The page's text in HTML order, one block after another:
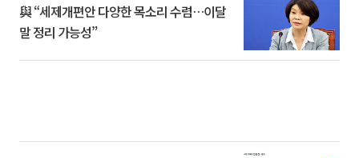
與 “세제개편안 다양한 목소리 수렴…이달
말 정리 가능성”